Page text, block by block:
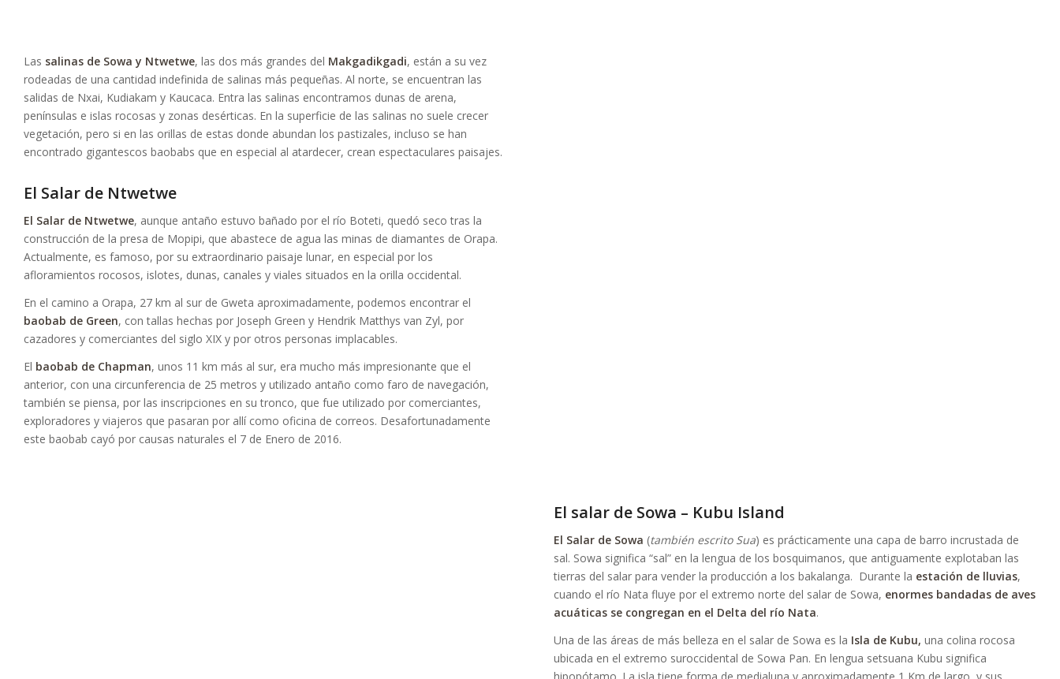
Las salinas de Sowa y Ntwetwe, las dos más grandes del Makgadikgadi, están a su vez
rodeadas de una cantidad indefinida de salinas más pequeñas. Al norte, se encuentran las
salidas de Nxai, Kudiakam y Kaucaca. Entra las salinas encontramos dunas de arena,
penínsulas e islas rocosas y zonas desérticas. En la superficie de las salinas no suele crecer
vegetación, pero si en las orillas de estas donde abundan los pastizales, incluso se han
encontrado gigantescos baobabs que en especial al atardecer, crean espectaculares paisajes.
El Salar de Ntwetwe
El Salar de Ntwetwe, aunque antaño estuvo bañado por el río Boteti, quedó seco tras la
construcción de la presa de Mopipi, que abastece de agua las minas de diamantes de Orapa.
Actualmente, es famoso, por su extraordinario paisaje lunar, en especial por los
afloramientos rocosos, islotes, dunas, canales y viales situados en la orilla occidental.
En el camino a Orapa, 27 km al sur de Gweta aproximadamente, podemos encontrar el
baobab de Green, con tallas hechas por Joseph Green y Hendrik Matthys van Zyl, por
cazadores y comerciantes del siglo XIX y por otros personas implacables.
El baobab de Chapman, unos 11 km más al sur, era mucho más impresionante que el
anterior, con una circunferencia de 25 metros y utilizado antaño como faro de navegación,
también se piensa, por las inscripciones en su tronco, que fue utilizado por comerciantes,
exploradores y viajeros que pasaran por allí como oficina de correos. Desafortunadamente
este baobab cayó por causas naturales el 7 de Enero de 2016.
El salar de Sowa – Kubu Island
El Salar de Sowa (también escrito Sua) es prácticamente una capa de barro incrustada de
sal. Sowa significa “sal” en la lengua de los bosquimanos, que antiguamente explotaban las
tierras del salar para vender la producción a los bakalanga. Durante la estación de lluvias,
cuando el río Nata fluye por el extremo norte del salar de Sowa, enormes bandadas de aves
acuáticas se congregan en el Delta del río Nata.
Una de las áreas de más belleza en el salar de Sowa es la Isla de Kubu, una colina rocosa
ubicada en el extremo suroccidental de Sowa Pan. En lengua setsuana Kubu significa